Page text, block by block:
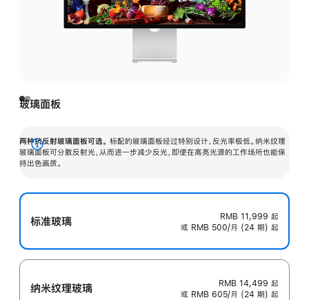
玻璃面板
两种抗反射玻璃面板可选。 标配的玻璃面板经过特别设计，反光率极低。纳米纹理
玻璃面板可分散反射光，从而进一步减少反光，即使在高亮光源的工作场所也能保
持出色画质。
展
开
标准玻璃 RMB 11,999 起
或 RMB 500/月 (24 期) 起
纳米纹理玻璃 RMB 14,499 起
或 RMB 605/月 (24 期) 起